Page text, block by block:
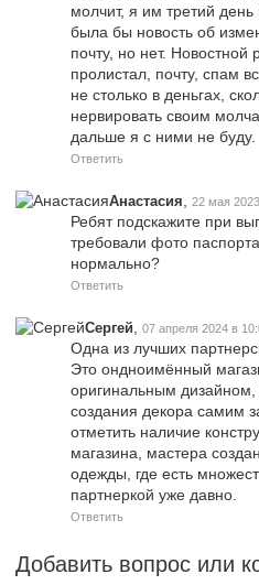
молчит, я им третий
была бы новость об
почту, но нет. Новостной
пролистал, почту, спам
не столько в деньгах,
нервировать своим
дальше я с ними не буду.
Ответить
Анастасия 22 мая
Ребят подскажите при
требовали фото
нормально?
Ответить
Сергей 07 апреля 2024 в
Одна из лучших
Это ондноимённый
оригинальным дизайном,
создания декора самим
отметить наличие
магазина, мастера
одежды, где есть
партнеркой уже давно.
Ответить
Добавить вопрос или